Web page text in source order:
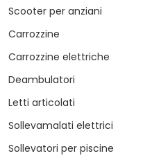
Scooter per anziani
Carrozzine
Carrozzine elettriche
Deambulatori
Letti articolati
Sollevamalati elettrici
Sollevatori per piscine